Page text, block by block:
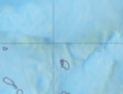
24
SAINT-